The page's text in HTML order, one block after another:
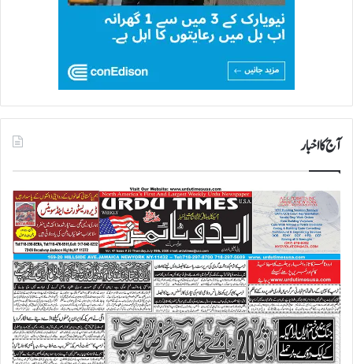
آج کا اخبار